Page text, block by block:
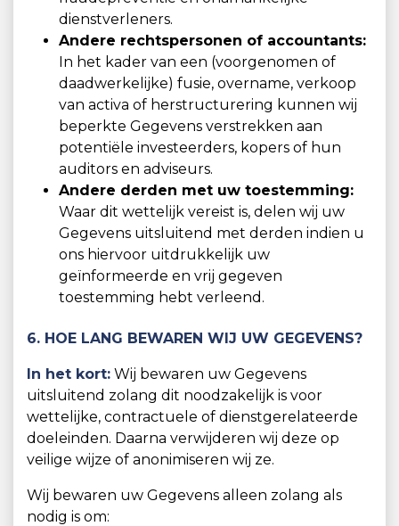
dienstverleners.
Andere rechtspersonen of accountants:
In het kader van een (voorgenomen of
daadwerkelijke) fusie, overname, verkoop
van activa of herstructurering kunnen wij
beperkte Gegevens verstrekken aan
potentiële investeerders, kopers of hun
auditors en adviseurs.
Andere derden met uw toestemming:
Waar dit wettelijk vereist is, delen wij uw
Gegevens uitsluitend met derden indien u
ons hiervoor uitdrukkelijk uw
geïnformeerde en vrij gegeven
toestemming hebt verleend.
6. HOE LANG BEWAREN WIJ UW GEGEVENS?
In het kort: Wij bewaren uw Gegevens
uitsluitend zolang dit noodzakelijk is voor
wettelijke, contractuele of dienstgerelateerde
doeleinden. Daarna verwijderen wij deze op
veilige wijze of anonimiseren wij ze.
Wij bewaren uw Gegevens alleen zolang als
nodig is om: